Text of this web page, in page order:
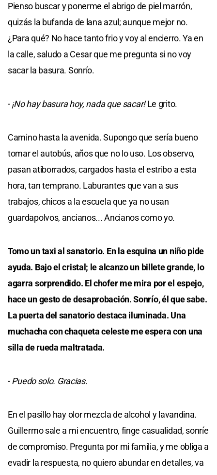
Pienso buscar y ponerme el abrigo de piel marrón,
quizás la bufanda de lana azul; aunque mejor no.
¿Para qué? No hace tanto frio y voy al encierro. Ya en
la calle, saludo a Cesar que me pregunta si no voy
sacar la basura. Sonrío.
-¡No hay basura hoy, nada que sacar!Le grito.
Camino hasta la avenida. Supongo que sería bueno
tomar el autobús, años que no lo uso. Los observo,
pasan atiborrados, cargados hasta el estribo a esta
hora, tan temprano. Laburantes que van a sus
trabajos, chicos a la escuela que ya no usan
guardapolvos, ancianos... Ancianos como yo.
Tomo un taxi al sanatorio. En la esquina un niño pide
ayuda. Bajo el cristal; le alcanzo un billete grande, lo
agarra sorprendido. El chofer me mira por el espejo,
hace un gesto de desaprobación. Sonrío, él que sabe.
La puerta del sanatorio destaca iluminada. Una
muchacha con chaqueta celeste me espera con una
silla de rueda maltratada.
-Puedo solo. Gracias.
En el pasillo hay olor mezcla de alcohol y lavandina.
Guillermo sale a mi encuentro, finge casualidad, sonríe
de compromiso. Pregunta por mi familia, y me obliga a
evadir la respuesta, no quiero abundar en detalles, va